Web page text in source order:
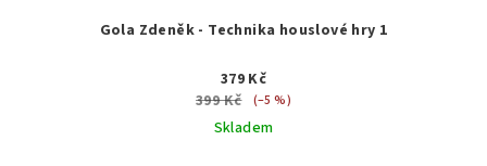
Gola Zdeněk - Technika houslové hry 1
379 Kč
399 Kč
(–5 %)
Skladem